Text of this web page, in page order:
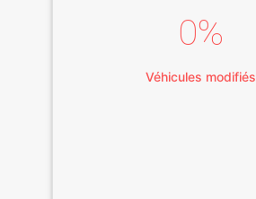
0%
Véhicules modifiés